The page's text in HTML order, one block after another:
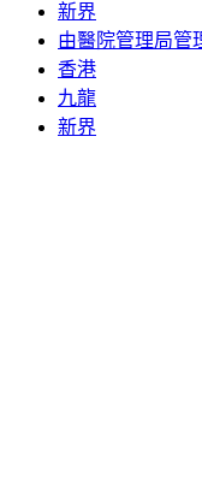
新界
由醫院管理局管
香港
九龍
新界